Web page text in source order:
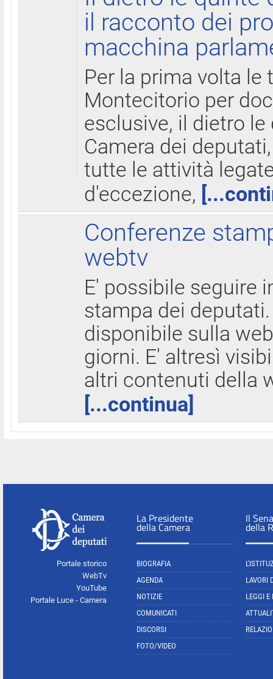
il racconto dei
macchina
Per la prima volta le
Montecitorio per
esclusive, il dietro
Camera dei
tutte le attività
d'eccezione,
Conferenze
webtv
E' possibile seguire
stampa dei
disponibile sulla
giorni. E' altresì
altri contenuti della
[...continua]
Portale storico
WebTv
YouTube
Portale Luce - Camera
La Presidente
della Camera
BIOGRAFIA
AGENDA
NOTIZIE
COMUNICATI
DISCORSI
FOTO/VIDEO
Il
della
LAVORI
LEGGI E